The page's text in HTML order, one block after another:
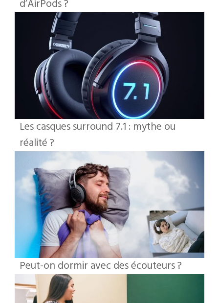
d’AirPods ?
Les casques surround 7.1 : mythe ou
réalité ?
Peut-on dormir avec des écouteurs ?